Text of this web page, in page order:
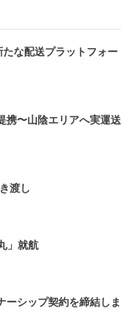
な配送プラットフォー
〜山陰エリアへ実運送
渡し
」就航
ーシップ契約を締結しま